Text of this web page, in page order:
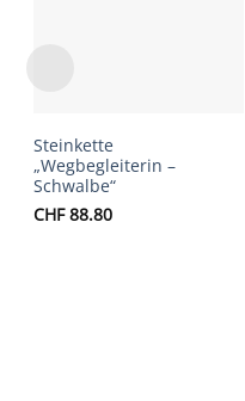
Steinkette
„Wegbegleiterin –
Schwalbe“
CHF88.80